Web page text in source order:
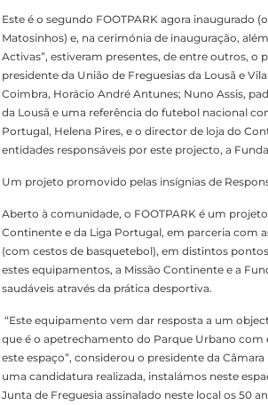
Este é o segundo FOOTPARK agora inaugurado
Matosinhos) e, na cerimónia de inauguração,
Activas”, estiveram presentes, de entre outros, o
presidente da União de Freguesias da Lousã e
Coimbra, Horácio André Antunes; Nuno Assis,
da Lousã e uma referência do futebol nacional
Portugal, Helena Pires, e o director de loja do
entidades responsáveis por este projecto, a
Um projeto promovido pelas insígnias de
Aberto à comunidade, o FOOTPARK é um
Continente e da Liga Portugal, em parceria com
(com cestos de basquetebol), em distintos
estes equipamentos, a Missão Continente e a
saudáveis através da prática desportiva.
“Este equipamento vem dar resposta a um
que é o apetrechamento do Parque Urbano
este espaço”, considerou o presidente da
uma candidatura realizada, instalámos neste
Junta de Freguesia assinalado neste local os 50